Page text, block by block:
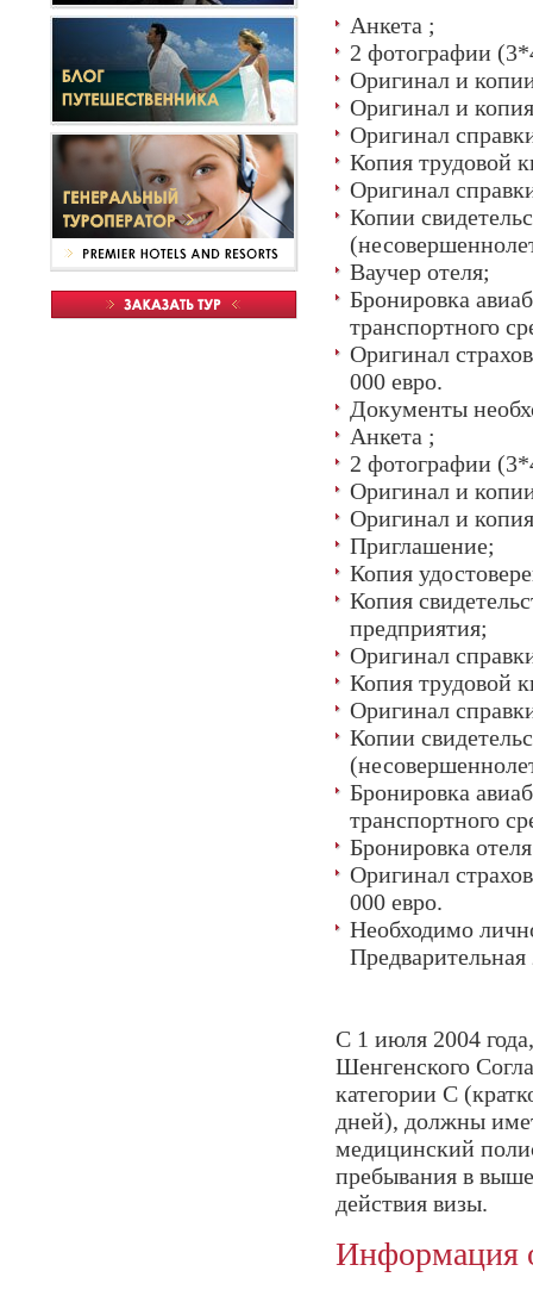
Анкета ;
2 фотографии
Оригинал и
Оригинал и
Оригинал
Копия трудовой
Оригинал
Копии
Ваучер отеля;
Бронировка
транспортного
Оригинал
000 евро.
Документы
Анкета ;
2 фотографии
Оригинал и
Оригинал и
Приглашение;
Копия
Копия
предприятия;
Оригинал
Копия трудовой
Оригинал
Копии
Бронировка
транспортного
Бронировка
Оригинал
000 евро.
Необходимо
С 1 июля 2004
Шенгенского
категории С
дней), должны
медицинский
пребывания в
действия визы.
Информация